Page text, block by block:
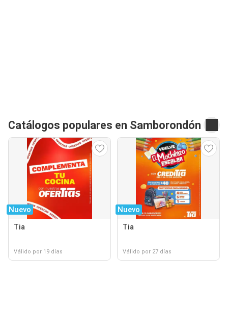
Catálogos populares en Samborondón
Nuevo
Tia
Válido por 19 días
Nuevo
Tia
Válido por 27 días